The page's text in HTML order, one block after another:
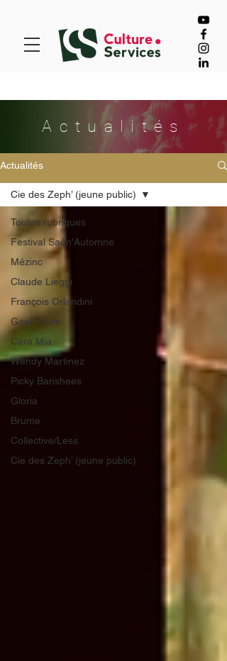
Actualités
Toutes rubriques
Festival Saôn'Automne
Mézinc
Claude Lieggi
François Orlandini
Gael Faure
Cara Mia
Wendy Martinez
Picky Banshees
Gloria
Brume
Collective/Less
Cie des Zeph’ (jeune public)
Cie des Zeph’ (jeune public)
Actualités